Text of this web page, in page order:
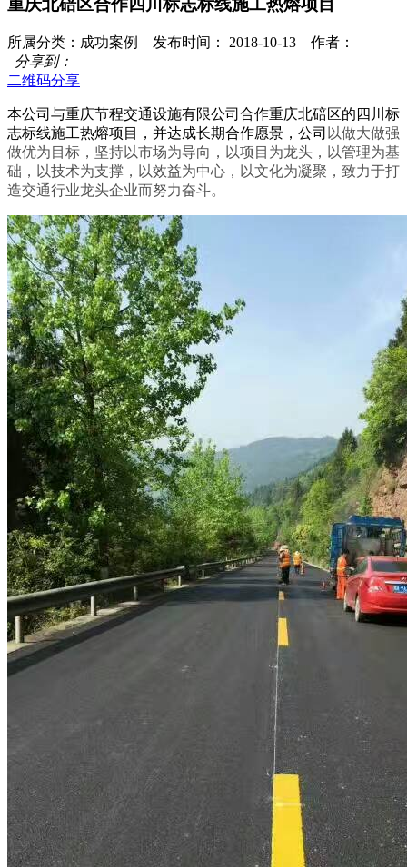
重庆北碚区合作四川标志标线施工热熔项目
所属分类：成功案例 发布时间： 2018-10-13 作者：
分享到：
二维码分享
本公司与重庆节程交通设施有限公司合作重庆北碚区的四川标
志标线施工热熔项目，并达成长期合作愿景，公司 以做大做强
做优为目标，坚持以市场为导向，以项目为龙头，以管理为基
础，以技术为支撑，以效益为中心，以文化为凝聚，致力于打
造交通行业龙头企业而努力奋斗。